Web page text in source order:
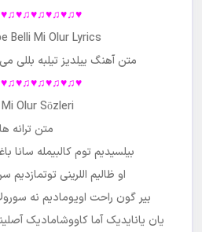
Belli Mi Olur Lyrics
متن آهنگ ییلدیز تیلبه بللی
Olur Sözleri
متن ترانه ها
بیلسیدیم توم کالبیمله سانا
او ظالیم اللرینی توتمازدیم
بیر گون راحت اویومادیم نه
یان یانایدیک آما کاووشامادیک